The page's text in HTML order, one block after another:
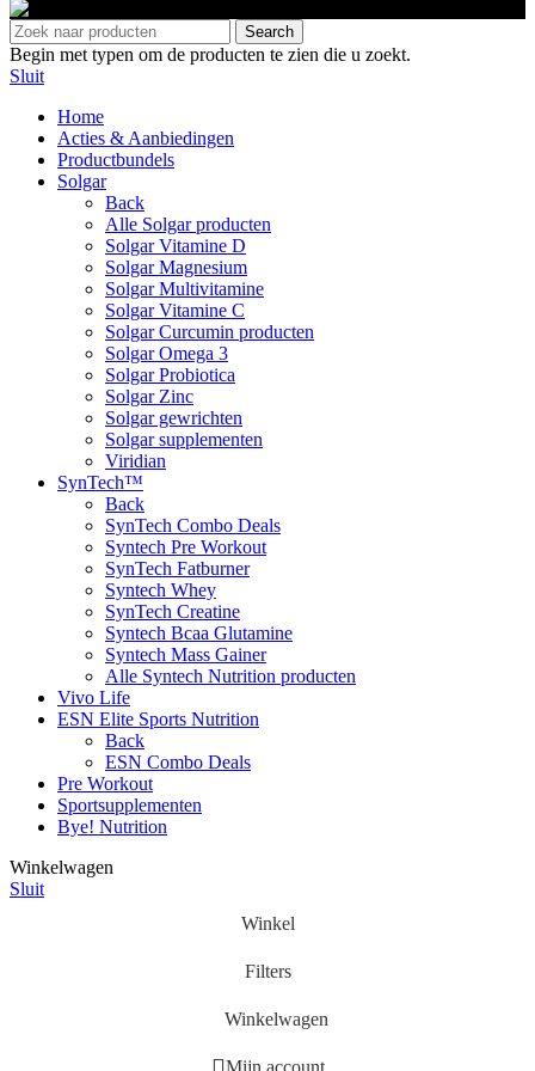
Search
Begin met typen om de producten te zien die u zoekt.
Sluit
Home
Acties & Aanbiedingen
Productbundels
Solgar
Back
Alle Solgar producten
Solgar Vitamine D
Solgar Magnesium
Solgar Multivitamine
Solgar Vitamine C
Solgar Curcumin producten
Solgar Omega 3
Solgar Probiotica
Solgar Zinc
Solgar gewrichten
Solgar supplementen
Viridian
SynTech™
Back
SynTech Combo Deals
Syntech Pre Workout
SynTech Fatburner
Syntech Whey
SynTech Creatine
Syntech Bcaa Glutamine
Syntech Mass Gainer
Alle Syntech Nutrition producten
Vivo Life
ESN Elite Sports Nutrition
Back
ESN Combo Deals
Pre Workout
Sportsupplementen
Bye! Nutrition
Winkelwagen
Sluit
Winkel
Filters
Winkelwagen
Mijn account